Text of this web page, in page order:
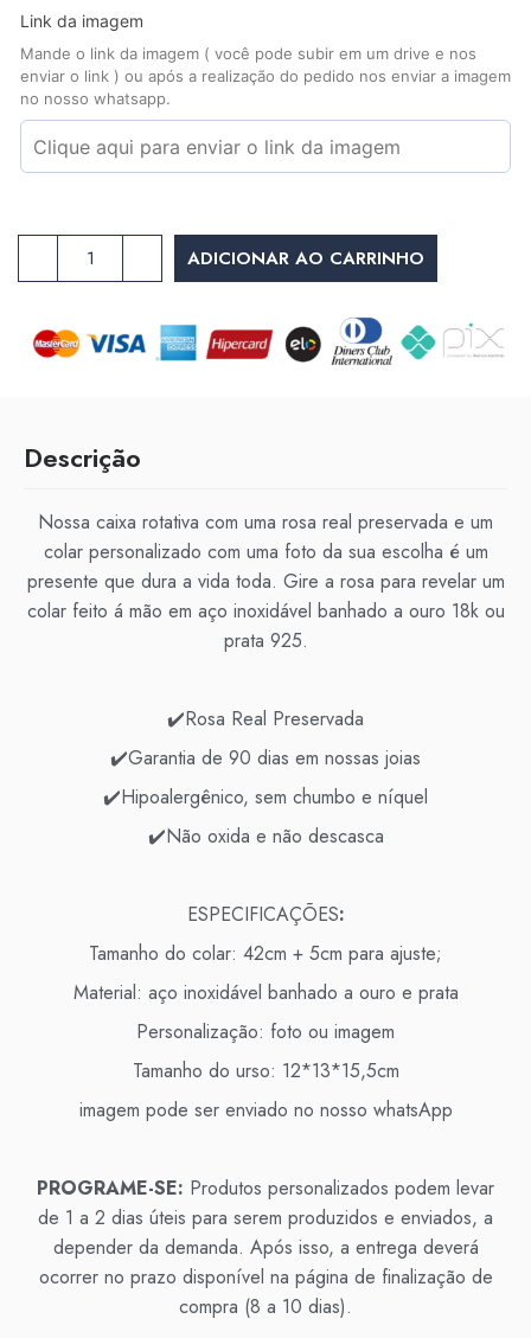
Link da imagem
Mande o link da imagem ( você pode subir em um drive e nos
enviar o link ) ou após a realização do pedido nos enviar a imagem
no nosso whatsapp.
ADICIONAR AO CARRINHO
Descrição
Nossa caixa rotativa com uma rosa real preservada e um
colar personalizado com uma foto da sua escolha é um
presente que dura a vida toda. Gire a rosa para revelar um
colar feito á mão em aço inoxidável banhado a ouro 18k ou
prata 925.
✔️Rosa Real Preservada
✔️Garantia de 90 dias em nossas joias
✔️Hipoalergênico, sem chumbo e níquel
✔️Não oxida e não descasca
ESPECIFICAÇÕES:
Tamanho do colar: 42cm + 5cm para ajuste;
Material: aço inoxidável banhado a ouro e prata
Personalização: foto ou imagem
Tamanho do urso: 12*13*15,5cm
imagem pode ser enviado no nosso whatsApp
PROGRAME-SE: Produtos personalizados podem levar
de 1 a 2 dias úteis para serem produzidos e enviados, a
depender da demanda. Após isso, a entrega deverá
ocorrer no prazo disponível na página de finalização de
compra (8 a 10 dias).